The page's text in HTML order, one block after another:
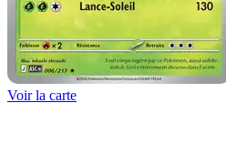
Voir la carte